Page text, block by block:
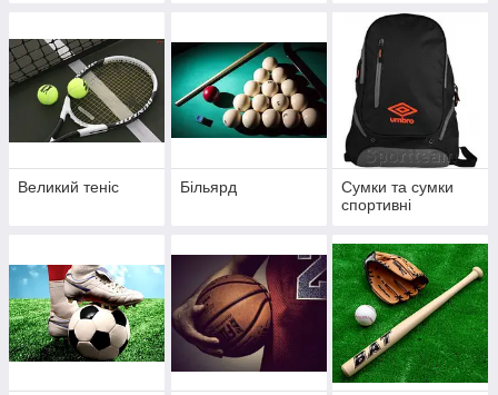
Великий теніс Більярд
Сумки та сумки
спортивні